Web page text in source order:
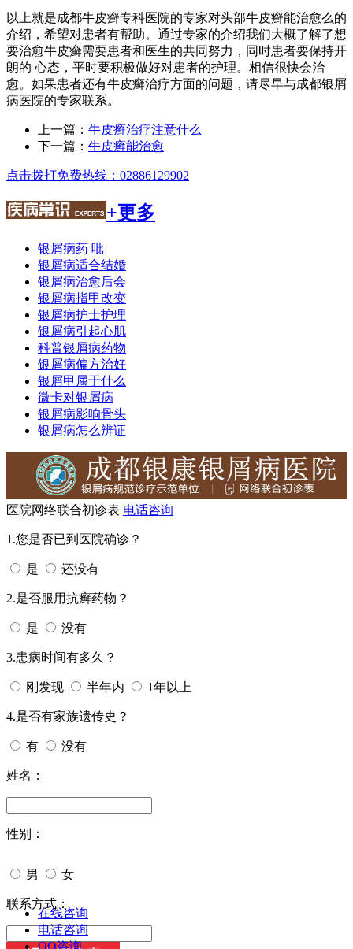
以上就是成都牛皮癣专科医院的专家对头部牛皮癣能治愈么的
介绍，希望对患者有帮助。通过专家的介绍我们大概了解了想
要治愈牛皮癣需要患者和医生的共同努力，同时患者要保持开
朗的 心态，平时要积极做好对患者的护理。相信很快会治
愈。如果患者还有牛皮癣治疗方面的问题，请尽早与成都银屑
病医院的专家联系。
上一篇： 牛皮癣治疗注意什么
下一篇： 牛皮癣能治愈
点击拨打免费热线：02886129902
+更多
银屑病药 吡
银屑病适合结婚
银屑病治愈后会
银屑病指甲改变
银屑病护士护理
银屑病引起心肌
科普银屑病药物
银屑病偏方治好
银屑甲属于什么
微卡对银屑病
银屑病影响骨头
银屑病怎么辨证
医院网络联合初诊表 电话咨询
1.您是否已到医院确诊？
是 还没有
2.是否服用抗癣药物？
是 没有
3.患病时间有多久？
刚发现 半年内 1年以上
4.是否有家族遗传史？
有 没有
姓名：
性别：
男 女
今天日期：
联系方式：
在线咨询
电话咨询
QQ咨询